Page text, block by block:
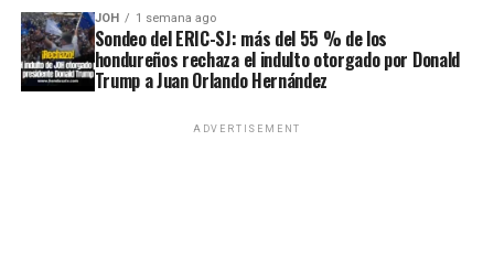
JOH 1 semana ago
Sondeo del ERIC-SJ: más del 55 % de los
hondureños rechaza el indulto otorgado por Donald
Trump a Juan Orlando Hernández
ADVERTISEMENT